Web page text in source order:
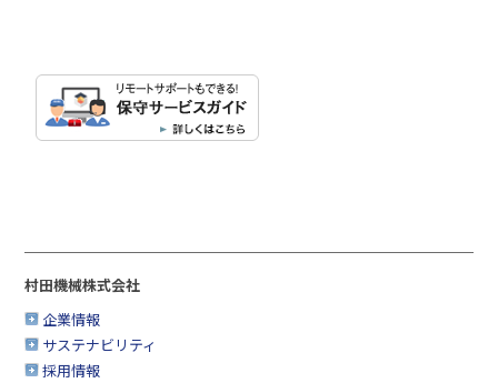
村田機械株式会社
企業情報
サステナビリティ
採用情報